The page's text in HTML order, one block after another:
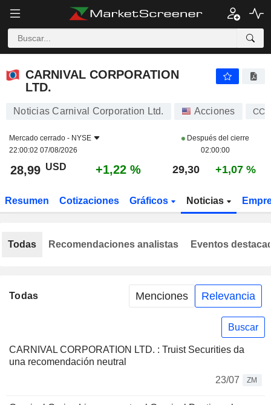
CARNIVAL CORPORATION
LTD.
Noticias Carnival Corporation Ltd. Acciones CCL
Mercado cerrado - NYSE
22:00:02 07/08/2026
Después del cierre
02:00:00
28,99 USD +1,22 % 29,30 +1,07 %
Resumen Cotizaciones Gráficos Noticias
Todas Menciones Relevancia
Buscar
CARNIVAL CORPORATION LTD. : Truist Securities da
una recomendación neutral
23/07
ZM
Todas Recomendaciones analistas Eventos